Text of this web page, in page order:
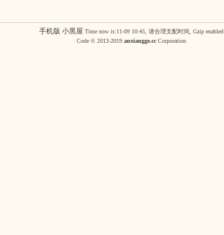
手机版 小黑屋 Time now is:11-09 10:45, 请合理支配时间, Gzip enabled
Code © 2013-2019 anxiangge.ccCorporation